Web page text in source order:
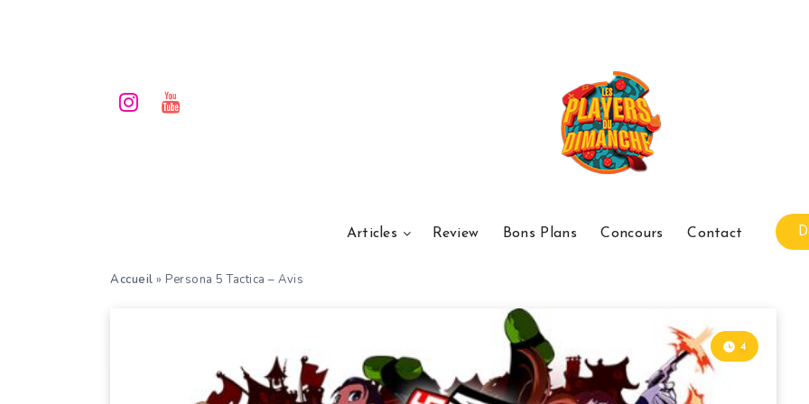
Articles Review Bons Plans Concours Contact
Accueil » Persona 5 Tactica – Avis
4